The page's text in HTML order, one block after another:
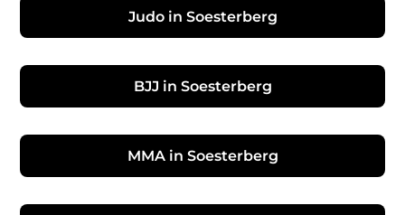
Judo in Soesterberg
BJJ in Soesterberg
MMA in Soesterberg